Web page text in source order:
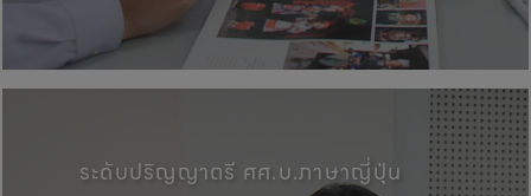
คณะศิลปศาสตร์, มหาวิทยาลัยพะ
ระดับปริญญาตรี ศศ.บ.ภาษาญี่ปุ่น